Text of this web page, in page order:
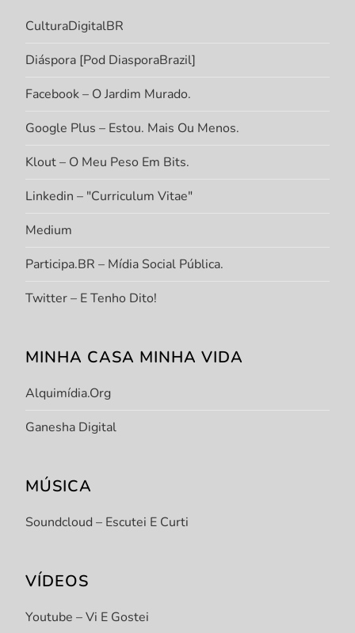
CulturaDigitalBR
Diáspora [Pod DiasporaBrazil]
Facebook – O Jardim Murado.
Google Plus – Estou. Mais Ou Menos.
Klout – O Meu Peso Em Bits.
Linkedin – "Curriculum Vitae"
Medium
Participa.BR – Mídia Social Pública.
Twitter – E Tenho Dito!
MINHA CASA MINHA VIDA
Alquimídia.org
Ganesha Digital
MÚSICA
Soundcloud – Escutei E Curti
VÍDEOS
Youtube – Vi E Gostei